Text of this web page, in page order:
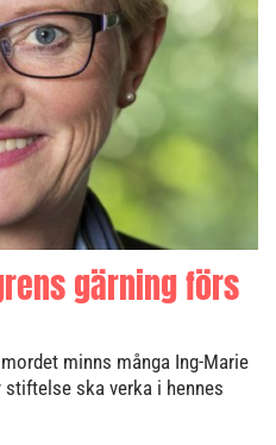
gärning förs
minns många Ing-Marie
stiftelse ska verka i hennes